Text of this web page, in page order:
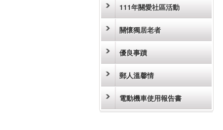
111年關愛社區活動
關懷獨居老者
優良事蹟
郵人溫馨情
電動機車使用報告書